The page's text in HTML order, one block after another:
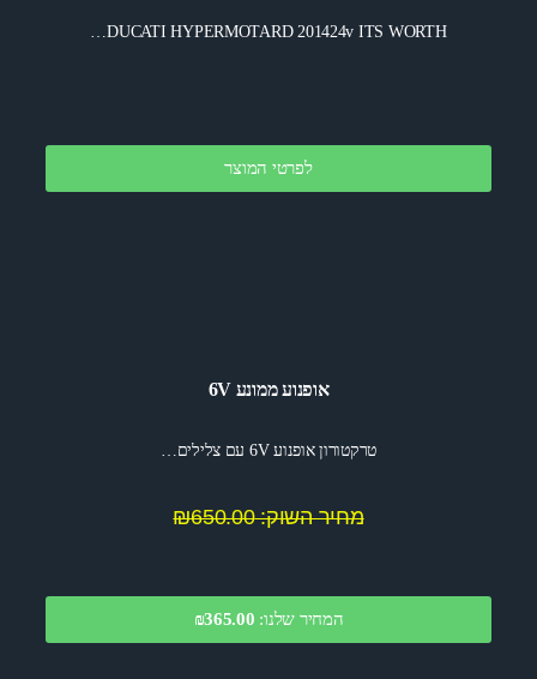
DUCATI HYPERMOTARD 201424v ITS WORTH…
לפרטי המוצר
אופנוע ממונע 6V
טרקטורון אופנוע 6V עם צלילים…
מחיר השוק: ₪650.00
המחיר שלנו: ₪365.00